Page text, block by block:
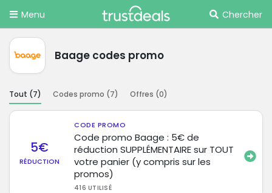
Menu Chercher
Baage codes promo
Tout (7) Codes promo (7) Offres (0)
5€
RÉDUCTION
CODE PROMO
Code promo Baage : 5€ de
réduction SUPPLÉMENTAIRE sur TOUT
votre panier (y compris sur les
promos)
416 UTILISÉ